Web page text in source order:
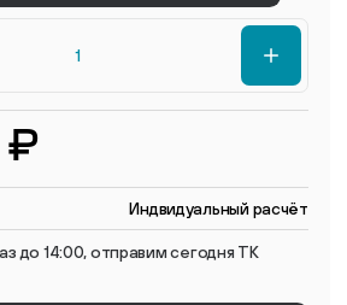
₽
Индвидуальный расчёт
до 14:00, отправим сегодня ТК